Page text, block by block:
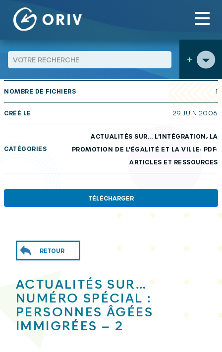
Aller au contenu
+
publications
Actualités sur… numéro spécial : Personnes
âgées immigrées – 2
TAILLE 290 KB
NOMBRE DE FICHIERS 1
CRÉÉ LE 29 JUIN 2006
CATÉGORIES
ACTUALITÉS SUR... L'INTÉGRATION, LA
PROMOTION DE L'ÉGALITÉ ET LA VILLE, PDF,
ARTICLES ET RESSOURCES
TÉLÉCHARGER
RETOUR
ACTUALITÉS SUR…
NUMÉRO SPÉCIAL :
PERSONNES ÂGÉES
IMMIGRÉES – 2
Panneau de gestion des cookies